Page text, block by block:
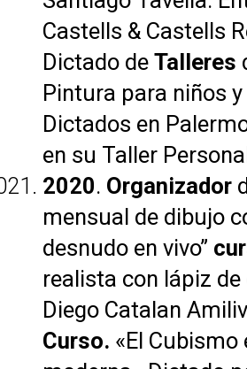
Castells & Castells
Dictado de Talleres
Pintura para niños
Dictados en
en su Taller
2020. Organizador
mensual de dibujo
desnudo en vivo”
realista con lápiz
Diego Catalan
Curso. «El